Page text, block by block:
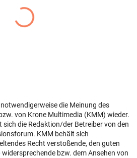
die Meinung des
von Krone Multimedia (KMM) wieder.
sich die Redaktion/der Betreiber von den
KMM behält sich
Recht verstoßende, den guten
widersprechende bzw. dem Ansehen von